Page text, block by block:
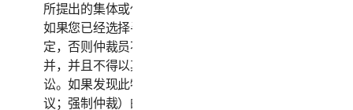
所提出的集体或代表诉讼中的原告或集体成员。此外，
如果您已经选择寻求仲裁，除非您和诺顿卫复客另有约
定，否则仲裁员不得将多人的索赔与您的索赔进行合
并，并且不得以其他方式主持任何形式的代表或集体诉
讼。如果发现此特定条款无法执行，则本第 2 条（争
议；强制仲裁）的全部内容无效。